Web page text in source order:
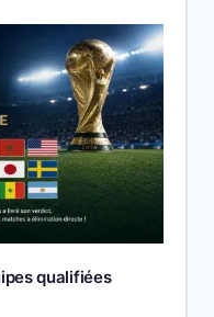
qualifiées